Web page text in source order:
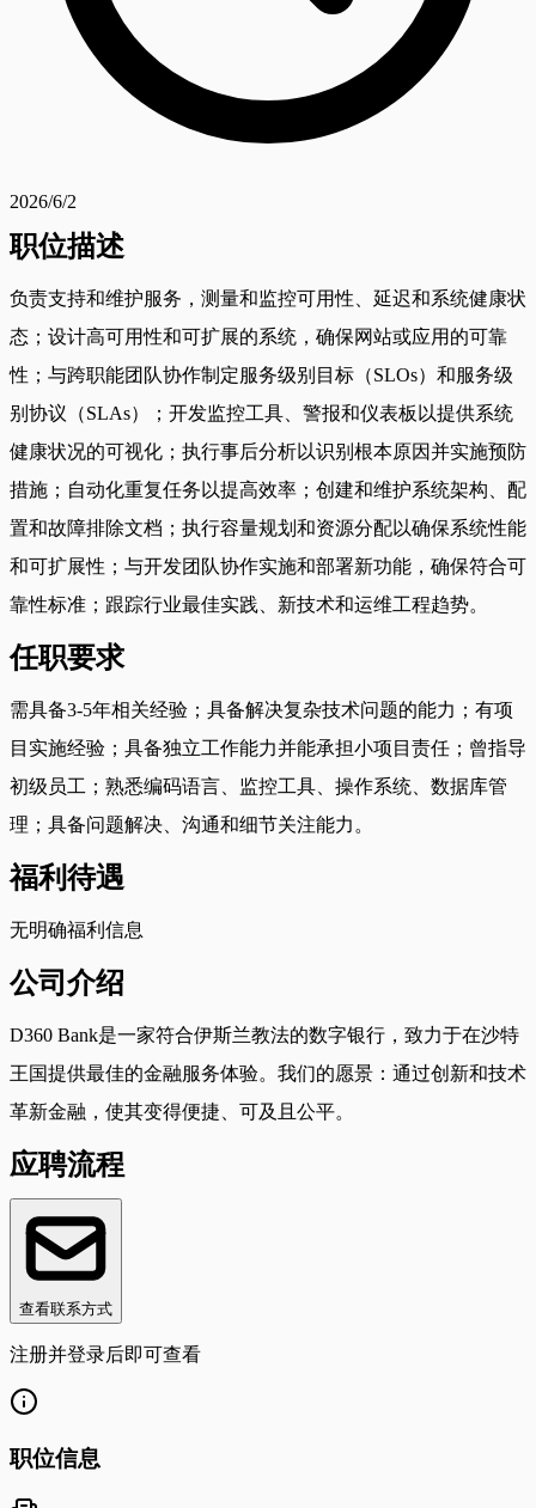
2026/6/2
职位描述
负责支持和维护服务，测量和监控可用性、延迟和系统健康状
态；设计高可用性和可扩展的系统，确保网站或应用的可靠
性；与跨职能团队协作制定服务级别目标（SLOs）和服务级
别协议（SLAs）；开发监控工具、警报和仪表板以提供系统
健康状况的可视化；执行事后分析以识别根本原因并实施预防
措施；自动化重复任务以提高效率；创建和维护系统架构、配
置和故障排除文档；执行容量规划和资源分配以确保系统性能
和可扩展性；与开发团队协作实施和部署新功能，确保符合可
靠性标准；跟踪行业最佳实践、新技术和运维工程趋势。
任职要求
需具备3-5年相关经验；具备解决复杂技术问题的能力；有项
目实施经验；具备独立工作能力并能承担小项目责任；曾指导
初级员工；熟悉编码语言、监控工具、操作系统、数据库管
理；具备问题解决、沟通和细节关注能力。
福利待遇
无明确福利信息
公司介绍
D360 Bank是一家符合伊斯兰教法的数字银行，致力于在沙特
王国提供最佳的金融服务体验。我们的愿景：通过创新和技术
革新金融，使其变得便捷、可及且公平。
应聘流程
查看联系方式
注册并登录后即可查看
职位信息